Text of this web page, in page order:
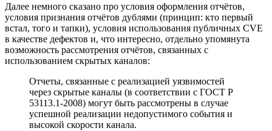
Далее немного сказано про условия оформления отчётов,
условия признания отчётов дублями (принцип: кто первый
встал, того и тапки), условия использования публичных CVE
в качестве дефектов и, что интересно, отдельно упомянута
возможность рассмотрения отчётов, связанных с
использованием скрытых каналов:
Отчеты, связанные с реализацией уязвимостей
через скрытые каналы (в соответствии с ГОСТ Р
53113.1-2008) могут быть рассмотрены в случае
успешной реализации недопустимого события и
высокой скорости канала.